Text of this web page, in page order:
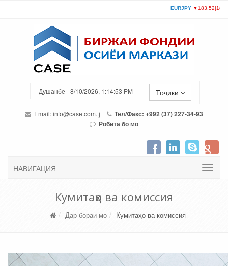
Душанбе - 8/10/2026, 1:14:53 PM Тоҷики
Email:info@case.com.tj
Тел/Факс: +992 (37) 227-34-93
Робита бо мо
НАВИГАЦИЯ
Кумитаҳо ва комиссия
Дар бораи мо Кумитаҳо ва комиссия